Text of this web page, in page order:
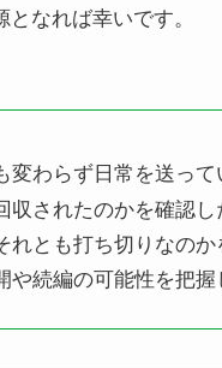
なれば幸いです。
わらず日常を送っ
収されたのかを確認し
とも打ち切りなの
や続編の可能性を把握